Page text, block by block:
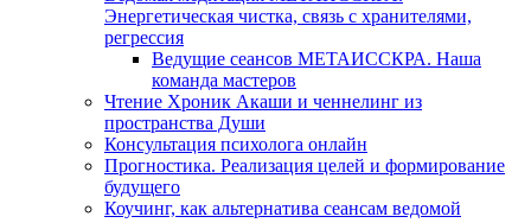
Энергетическая чистка, связь с хранителями,
регрессия
Ведущие сеансов МЕТАИССКРА. Наша
команда мастеров
Чтение Хроник Акаши и ченнелинг из
пространства Души
Консультация психолога онлайн
Прогностика. Реализация целей и формирование
будущего
Коучинг, как альтернатива сеансам ведомой